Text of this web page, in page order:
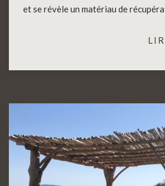
et se révèle un matériau de